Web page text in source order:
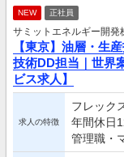
NEW 正社員
サミットエネルギー開発
【東京】油層・生
技術DD担当｜世界
ビス求人】
求人の特徴
フレック
年間休日
管理職・